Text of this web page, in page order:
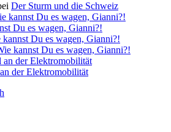
Der Sturm und die Schweiz
kannst Du es wagen, Gianni?!
Du es wagen, Gianni?!
kannst Du es wagen, Gianni?!
kannst Du es wagen, Gianni?!
an der Elektromobilität
der Elektromobilität